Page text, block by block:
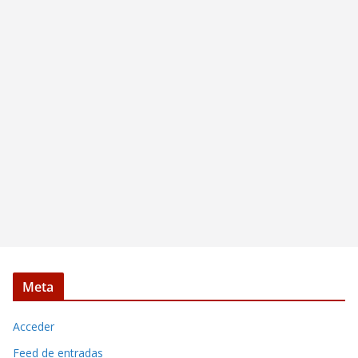
Meta
Acceder
Feed de entradas